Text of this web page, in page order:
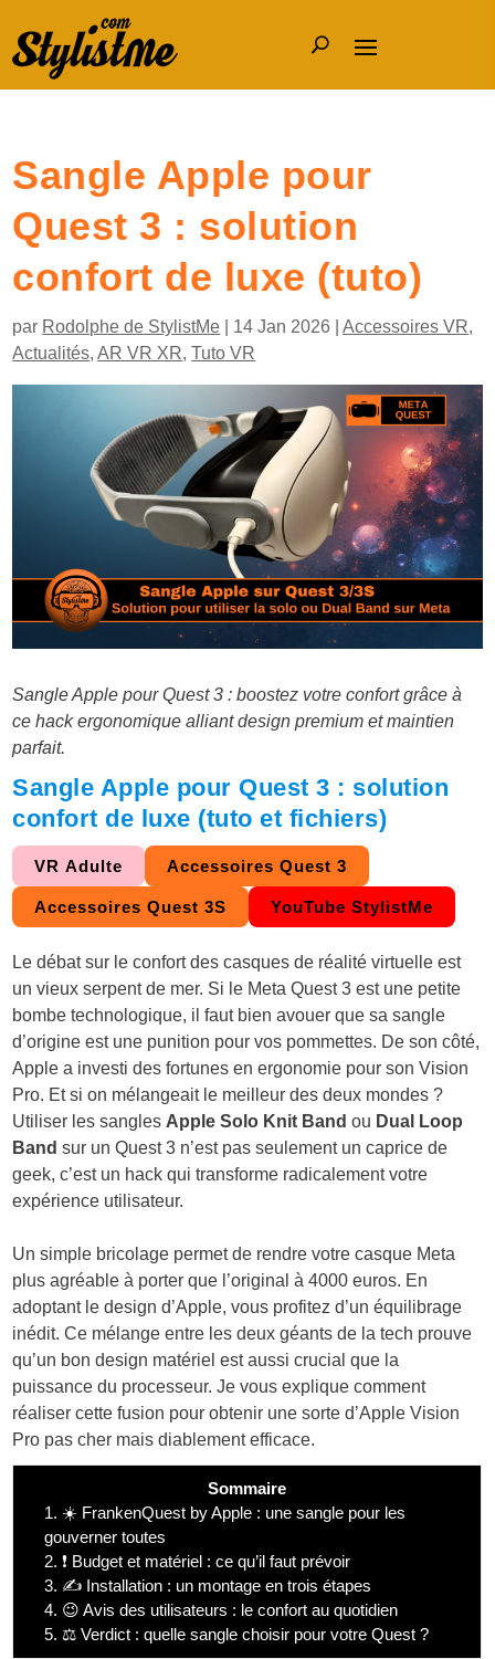
Sangle Apple pour
Quest 3 : solution
confort de luxe (tuto)
par Rodolphe de StylistMe 14 Jan 2026 |Accessoires VR,
Actualités,AR VR XR,Tuto VR
Sangle Apple pour Quest 3 : boostez votre confort grâce à
ce hack ergonomique alliant design premium et maintien
parfait.
Sangle Apple pour Quest 3 : solution
confort de luxe (tuto et fichiers)
VR Adulte Accessoires Quest 3
Accessoires Quest 3S YouTube StylistMe
Le débat sur le confort des casques de réalité virtuelle est
un vieux serpent de mer. Si le Meta Quest 3 est une petite
bombe technologique, il faut bien avouer que sa sangle
d’origine est une punition pour vos pommettes. De son côté,
Apple a investi des fortunes en ergonomie pour son Vision
Pro. Et si on mélangeait le meilleur des deux mondes ?
Utiliser les sangles Apple Solo Knit Band ou Dual Loop
Band sur un Quest 3 n’est pas seulement un caprice de
geek, c’est un hack qui transforme radicalement votre
expérience utilisateur.
Un simple bricolage permet de rendre votre casque Meta
plus agréable à porter que l’original à 4000 euros. En
adoptant le design d’Apple, vous profitez d’un équilibrage
inédit. Ce mélange entre les deux géants de la tech prouve
qu’un bon design matériel est aussi crucial que la
puissance du processeur. Je vous explique comment
réaliser cette fusion pour obtenir une sorte d’Apple Vision
Pro pas cher mais diablement efficace.
Sommaire
1. ☀️ FrankenQuest by Apple : une sangle pour les
gouverner toutes
2. ❗ Budget et matériel : ce qu’il faut prévoir
3. ✍️ Installation : un montage en trois étapes
4. 😉 Avis des utilisateurs : le confort au quotidien
5. ⚖️ Verdict : quelle sangle choisir pour votre Quest ?